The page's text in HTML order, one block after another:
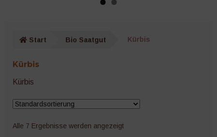
Zucchini
Kürbis
Start Bio Saatgut Kürbis
Kürbis
Kürbis
Alle 7 Ergebnisse werden angezeigt